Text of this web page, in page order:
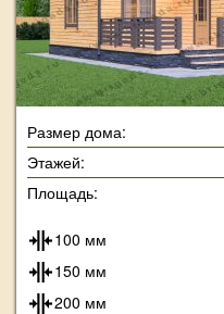
Размер дома:
Этажей:
Площадь:
100 мм
150 мм
200 мм